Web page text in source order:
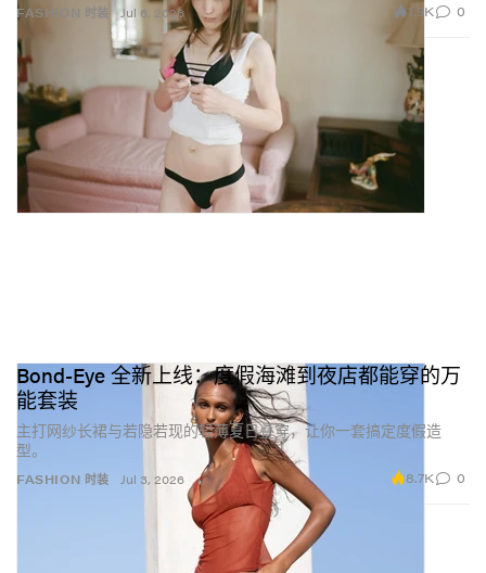
FASHION 时装 Jul 6, 2026 1.9K 0
FASHION 时装
Bond-Eye 全新上线：度假海滩到夜店都能穿的万
能套装
主打网纱长裙与若隐若现的轻薄夏日叠穿，让你一套搞定度假造
型。
Jul 3, 2026 8.7K 0